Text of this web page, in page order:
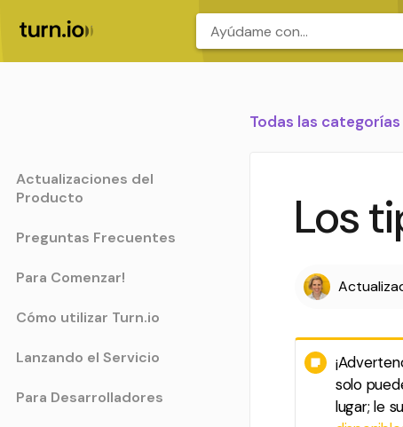
Actualizaciones del
Producto
Preguntas Frecuentes
Para Comenzar!
Cómo utilizar Turn.io
Lanzando el Servicio
Para Desarrolladores
Todas las categorías
Los
solo
lugar; le
.